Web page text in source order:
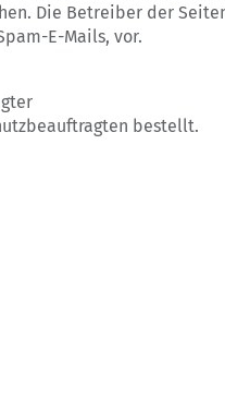
Die Betreiber der
E-Mails, vor.
bestellt.